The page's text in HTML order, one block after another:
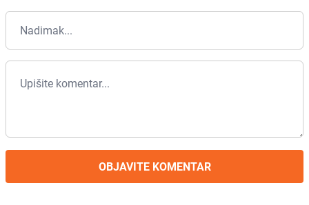
OBJAVITE KOMENTAR